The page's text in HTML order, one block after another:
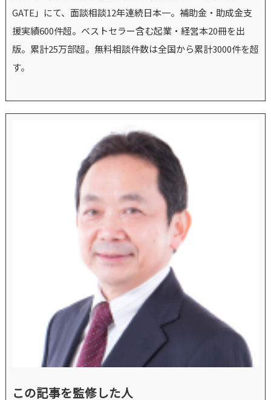
GATE」にて、面談相談12年連続日本一。補助金・助成金支
援実績600件超。ベストセラー含む起業・経営本20冊を出
版。累計25万部超。無料相談件数は全国から累計3000件を超
す。
この記事を監修した人